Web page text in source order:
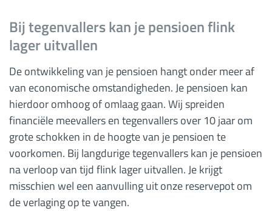
Bij tegenvallers kan je pensioen flink
lager uitvallen
De ontwikkeling van je pensioen hangt onder meer af
van economische omstandigheden. Je pensioen kan
hierdoor omhoog of omlaag gaan. Wij spreiden
financiële meevallers en tegenvallers over 10 jaar om
grote schokken in de hoogte van je pensioen te
voorkomen. Bij langdurige tegenvallers kan je pensioen
na verloop van tijd flink lager uitvallen. Je krijgt
misschien wel een aanvulling uit onze reservepot om
de verlaging op te vangen.